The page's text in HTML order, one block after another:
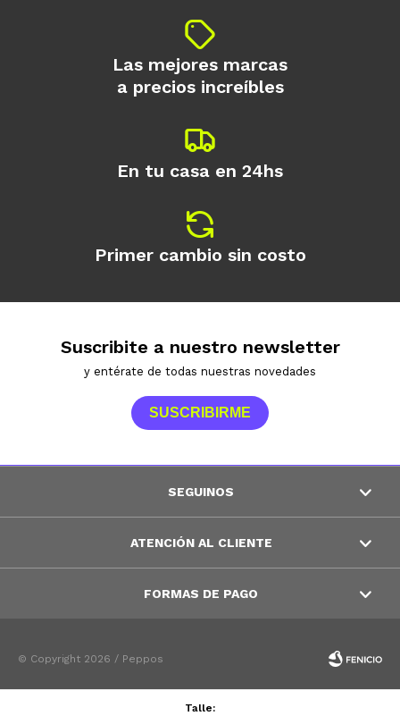
Talle:
Las mejores marcas
a precios increíbles
En tu casa en 24hs
Primer cambio sin costo
Suscribite a nuestro newsletter
y entérate de todas nuestras novedades
SUSCRIBIRME
SEGUINOS
ATENCIÓN AL CLIENTE
FORMAS DE PAGO
© Copyright 2026 / Peppos